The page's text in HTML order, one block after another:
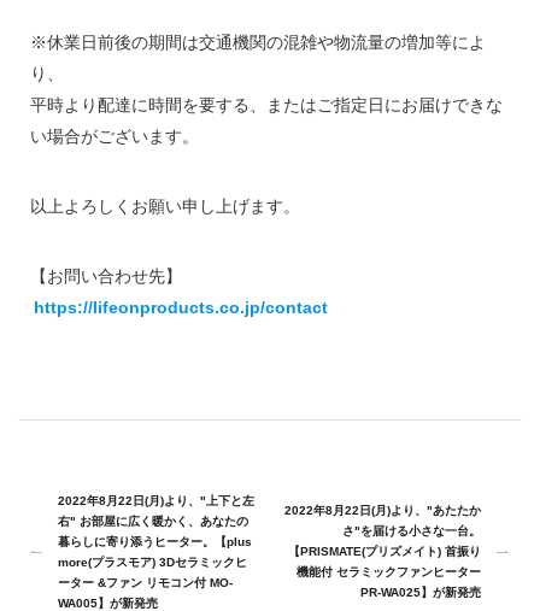
※休業日前後の期間は交通機関の混雑や物流量の増加等によ
り、
平時より配達に時間を要する、またはご指定日にお届けできな
い場合がございます。
以上よろしくお願い申し上げます。
【お問い合わせ先】
https://lifeonproducts.co.jp/contact
2022年8月22日(月)より、"上下と左
右" お部屋に広く暖かく、あなたの
暮らしに寄り添うヒーター。【plus
more(プラスモア) 3Dセラミックヒ
ーター &ファン リモコン付 MO-
WA005】が新発売
2022年8月22日(月)より、"あたたか
さ"を届ける小さな一台。
【PRISMATE(プリズメイト) 首振り
機能付 セラミックファンヒーター
PR-WA025】が新発売